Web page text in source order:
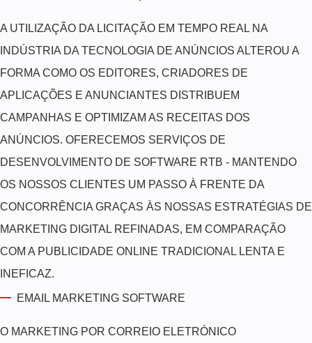
A UTILIZAÇÃO DA LICITAÇÃO EM TEMPO REAL NA
INDÚSTRIA DA TECNOLOGIA DE ANÚNCIOS ALTEROU A
FORMA COMO OS EDITORES, CRIADORES DE
APLICAÇÕES E ANUNCIANTES DISTRIBUEM
CAMPANHAS E OPTIMIZAM AS RECEITAS DOS
ANÚNCIOS. OFERECEMOS SERVIÇOS DE
DESENVOLVIMENTO DE SOFTWARE RTB - MANTENDO
OS NOSSOS CLIENTES UM PASSO À FRENTE DA
CONCORRÊNCIA GRAÇAS ÀS NOSSAS ESTRATÉGIAS DE
MARKETING DIGITAL REFINADAS, EM COMPARAÇÃO
COM A PUBLICIDADE ONLINE TRADICIONAL LENTA E
INEFICAZ.
EMAIL MARKETING SOFTWARE
O MARKETING POR CORREIO ELETRÓNICO